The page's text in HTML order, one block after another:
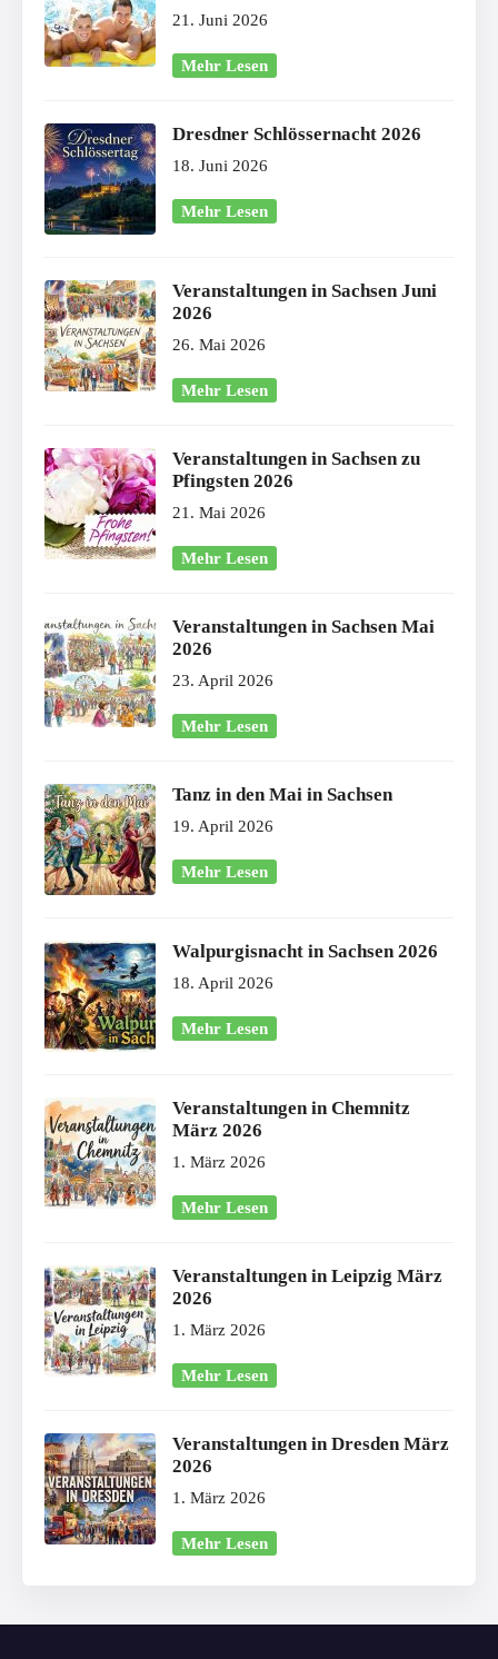
21. Juni 2026
Mehr Lesen
Dresdner Schlössernacht 2026
18. Juni 2026
Mehr Lesen
Veranstaltungen in Sachsen Juni
2026
26. Mai 2026
Mehr Lesen
Veranstaltungen in Sachsen zu
Pfingsten 2026
21. Mai 2026
Mehr Lesen
Veranstaltungen in Sachsen Mai
2026
23. April 2026
Mehr Lesen
Tanz in den Mai in Sachsen
19. April 2026
Mehr Lesen
Walpurgisnacht in Sachsen 2026
18. April 2026
Mehr Lesen
Veranstaltungen in Chemnitz
März 2026
1. März 2026
Mehr Lesen
Veranstaltungen in Leipzig März
2026
1. März 2026
Mehr Lesen
Veranstaltungen in Dresden März
2026
1. März 2026
Mehr Lesen